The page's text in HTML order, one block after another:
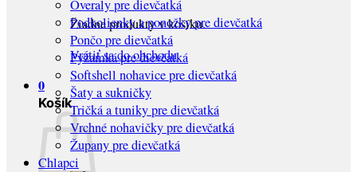
Žiadne produkty v košíku.
Vrátiť sa do obchodu
0
Košík
Overaly pre dievčatká
Podkolienky a ponožky pre dievčatká
Pončo pre dievčatká
Pyžamká pre dievčatká
Softshell nohavice pre dievčatká
Šaty a sukničky
Tričká a tuniky pre dievčatká
Vrchné nohavičky pre dievčatká
Župany pre dievčatká
Chlapci